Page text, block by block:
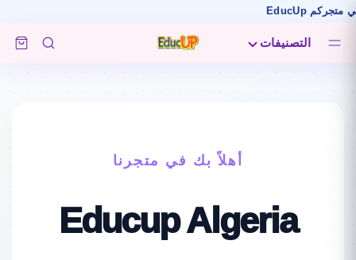
التصنيفات
أهلاً بك في متجرنا
Educup Algeria